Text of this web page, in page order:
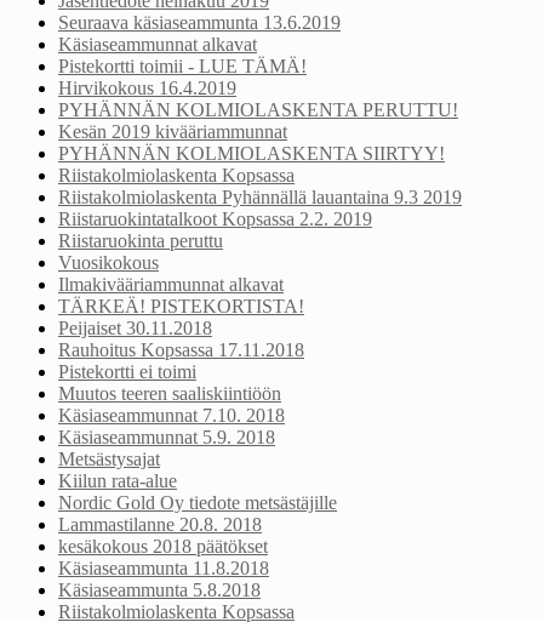
Seuraava käsiaseammunta 13.6.2019
Käsiaseammunnat alkavat
Pistekortti toimii - LUE TÄMÄ!
Hirvikokous 16.4.2019
PYHÄNNÄN KOLMIOLASKENTA PERUTTU!
Kesän 2019 kivääriammunnat
PYHÄNNÄN KOLMIOLASKENTA SIIRTYY!
Riistakolmiolaskenta Kopsassa
Riistakolmiolaskenta Pyhännällä lauantaina 9.3 2019
Riistaruokintatalkoot Kopsassa 2.2. 2019
Riistaruokinta peruttu
Vuosikokous
Ilmakivääriammunnat alkavat
TÄRKEÄ! PISTEKORTISTA!
Peijaiset 30.11.2018
Rauhoitus Kopsassa 17.11.2018
Pistekortti ei toimi
Muutos teeren saaliskiintiöön
Käsiaseammunnat 7.10. 2018
Käsiaseammunnat 5.9. 2018
Metsästysajat
Kiilun rata-alue
Nordic Gold Oy tiedote metsästäjille
Lammastilanne 20.8. 2018
kesäkokous 2018 päätökset
Käsiaseammunta 11.8.2018
Käsiaseammunta 5.8.2018
Riistakolmiolaskenta Kopsassa